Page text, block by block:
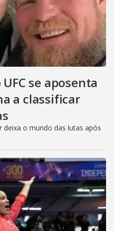
se aposenta
a classificar
deixa o mundo das lutas após